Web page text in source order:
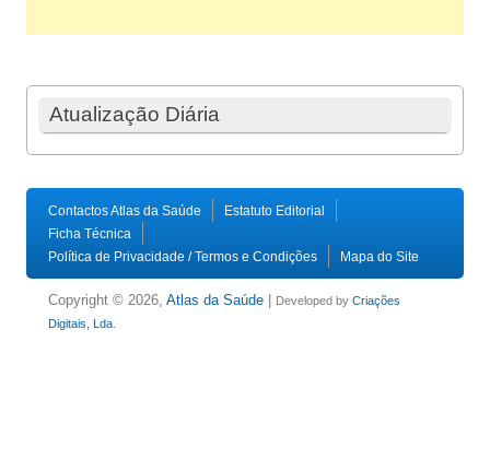
Atualização Diária
Contactos Atlas da Saúde
Estatuto Editorial
Ficha Técnica
Política de Privacidade / Termos e Condições
Mapa do Site
Copyright © 2026, Atlas da Saúde Developed by Criações
Digitais, Lda